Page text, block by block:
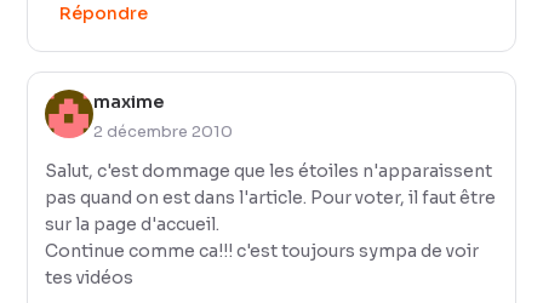
Répondre
maxime
2 décembre 2010
Salut, c'est dommage que les étoiles n'apparaissent
pas quand on est dans l'article. Pour voter, il faut être
sur la page d'accueil.
Continue comme ca!!! c'est toujours sympa de voir
tes vidéos